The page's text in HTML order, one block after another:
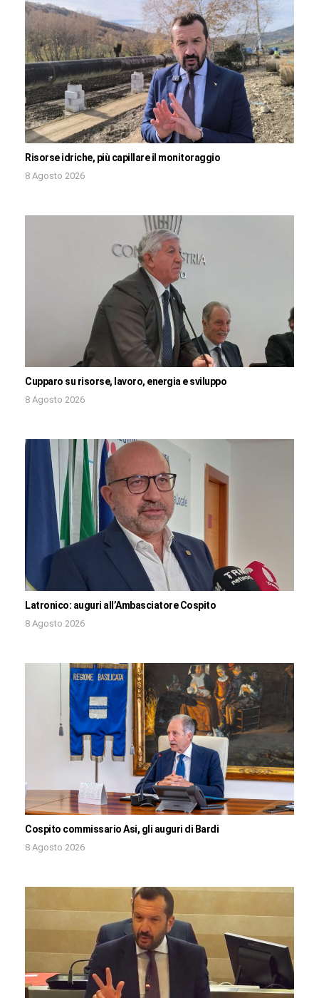
Risorse idriche, più capillare il monitoraggio
8 Agosto 2026
Cupparo su risorse, lavoro, energia e sviluppo
8 Agosto 2026
Latronico: auguri all’Ambasciatore Cospito
8 Agosto 2026
Cospito commissario Asi, gli auguri di Bardi
8 Agosto 2026